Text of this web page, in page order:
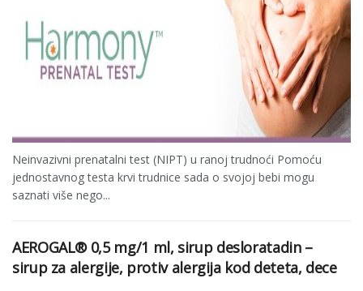
Neinvazivni prenatalni test (NIPT) u ranoj trudnoći Pomoću
jednostavnog testa krvi trudnice sada o svojoj bebi mogu
saznati više nego...
AEROGAL® 0,5 mg/1 ml, sirup desloratadin –
sirup za alergije, protiv alergija kod deteta, dece